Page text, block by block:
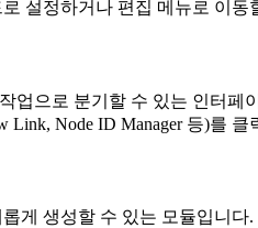
설정하거나 편집 메뉴로 이동
업으로 분기할 수 있는 인터페
Link, Node ID Manager 등)를
게 생성할 수 있는 모듈입니다.